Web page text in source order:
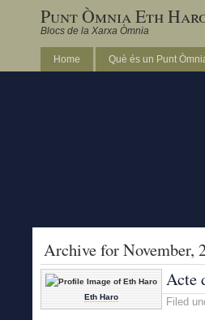
Punt Òmnia Eth
Blocs de la Xarxa Òmnia
Home Què és un Punt
Archive for November,
Eth Haro
Acte
Filed